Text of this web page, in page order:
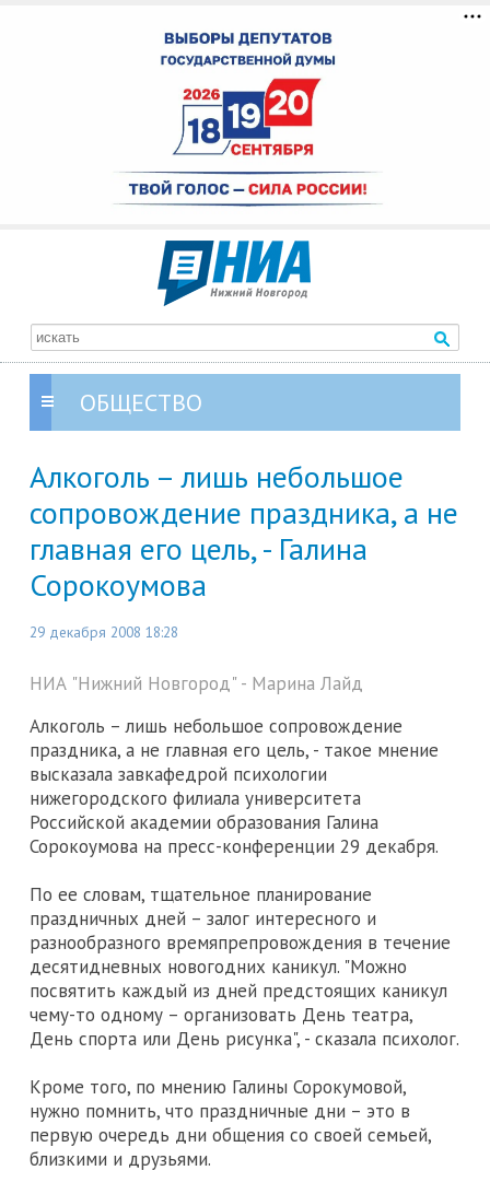
ОБЩЕСТВО
Алкоголь – лишь небольшое
сопровождение праздника, а не
главная его цель, - Галина
Сорокоумова
29 декабря 2008 18:28
НИА "Нижний Новгород" - Марина Лайд
Алкоголь – лишь небольшое сопровождение
праздника, а не главная его цель, - такое мнение
высказала завкафедрой психологии
нижегородского филиала университета
Российской академии образования Галина
Сорокоумова на пресс-конференции 29 декабря.
По ее словам, тщательное планирование
праздничных дней – залог интересного и
разнообразного времяпрепровождения в течение
десятидневных новогодних каникул. "Можно
посвятить каждый из дней предстоящих каникул
чему-то одному – организовать День театра,
День спорта или День рисунка", - сказала психолог.
Кроме того, по мнению Галины Сорокумовой,
нужно помнить, что праздничные дни – это в
первую очередь дни общения со своей семьей,
близкими и друзьями.